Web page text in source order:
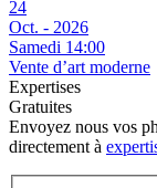
24
Oct. - 2026
Samedi 14:00
Vente d’art moderne
Expertises
Gratuites
Envoyez nous vos
directement à